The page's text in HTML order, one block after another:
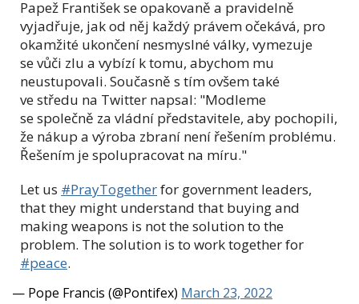
Papež František se opakovaně a pravidelně
vyjadřuje, jak od něj každý právem očekává, pro
okamžité ukončení nesmyslné války, vymezuje
se vůči zlu a vybízí k tomu, abychom mu
neustupovali. Současně s tím ovšem také
ve středu na Twitter napsal: "Modleme
se společně za vládní představitele, aby pochopili,
že nákup a výroba zbraní není řešením problému.
Řešením je spolupracovat na míru."
Let us #PrayTogetherfor government leaders,
that they might understand that buying and
making weapons is not the solution to the
problem. The solution is to work together for
#peace.
— Pope Francis (@Pontifex) March 23, 2022